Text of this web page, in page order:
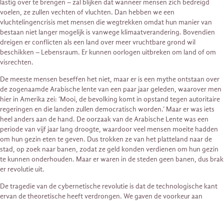
lastig over te brengen – zal blijken dat wanneer mensen zich bedreigd
voelen, ze zullen vechten of vluchten. Dan hebben we een
vluchtelingencrisis met mensen die wegtrekken omdat hun manier van
bestaan ​​niet langer mogelijk is vanwege klimaatverandering. Bovendien
dreigen er conflicten als een land over meer vruchtbare grond wil
beschikken – Lebensraum. Er kunnen oorlogen uitbreken om land of om
visrechten.
De meeste mensen beseffen het niet, maar er is een mythe ontstaan ​​over
de zogenaamde Arabische lente van een paar jaar geleden, waarover men
hier in Amerika zei: ‘Mooi, de bevolking komt in opstand tegen autoritaire
regeringen en die landen zullen democratisch worden.’ Maar er was iets
heel anders aan de hand. De oorzaak van de Arabische Lente was een
periode van vijf jaar lang droogte, waardoor veel mensen moeite hadden
om hun gezin eten te geven. Dus trokken ze van het platteland naar de
stad, op zoek naar banen, zodat ze geld konden verdienen om hun gezin
te kunnen onderhouden. Maar er waren in de steden geen banen, dus brak
er revolutie uit.
De tragedie van de cybernetische revolutie is dat de technologische kant
ervan de theoretische heeft verdrongen. We gaven de voorkeur aan